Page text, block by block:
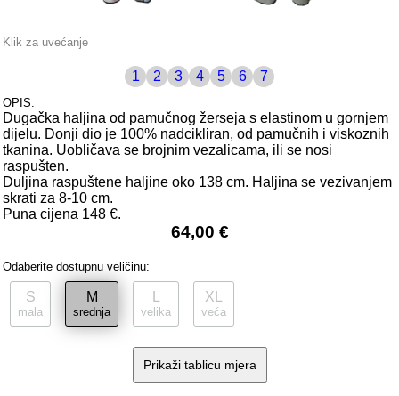
Klik za uvećanje
1 2 3 4 5 6 7
OPIS:
Dugačka haljina od pamučnog žerseja s elastinom u gornjem
dijelu. Donji dio je 100% nadcikliran, od pamučnih i viskoznih
tkanina. Uobličava se brojnim vezalicama, ili se nosi
raspušten.
Duljina raspuštene haljine oko 138 cm. Haljina se vezivanjem
skrati za 8-10 cm.
Puna cijena 148 €.
64,00 €
Odaberite dostupnu veličinu:
S
mala
M
srednja velika
XL
veća
Prikaži tablicu mjera